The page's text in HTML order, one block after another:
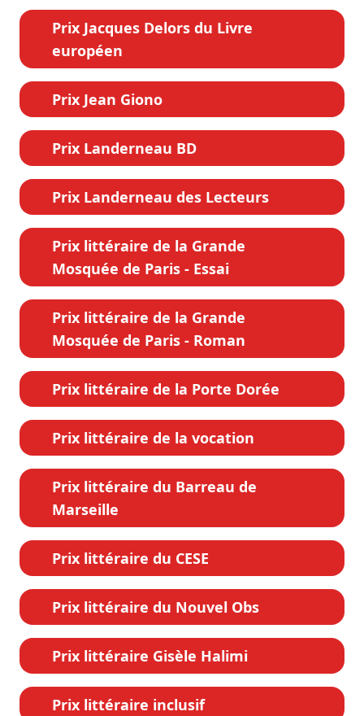
Prix Jacques Delors du Livre
européen
Prix Jean Giono
Prix Landerneau BD
Prix Landerneau des Lecteurs
Prix littéraire de la Grande
Mosquée de Paris - Essai
Prix littéraire de la Grande
Mosquée de Paris - Roman
Prix littéraire de la Porte Dorée
Prix littéraire de la vocation
Prix littéraire du Barreau de
Marseille
Prix littéraire du CESE
Prix littéraire du Nouvel Obs
Prix littéraire Gisèle Halimi
Prix littéraire inclusif